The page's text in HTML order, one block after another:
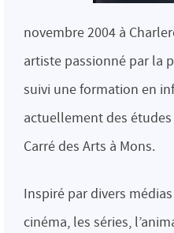
novembre 2004 à
artiste passionné par la
suivi une formation en
actuellement des
Carré des Arts à Mons.
Inspiré par divers
cinéma, les séries,